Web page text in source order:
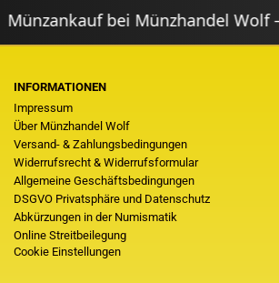
bei Münzhandel Wolf –
INFORMATIONEN
Impressum
Über Münzhandel Wolf
Versand- & Zahlungsbedingungen
Widerrufsrecht & Widerrufsformular
Allgemeine Geschäftsbedingungen
DSGVO Privatsphäre und Datenschutz
Abkürzungen in der Numismatik
Online Streitbeilegung
Cookie Einstellungen